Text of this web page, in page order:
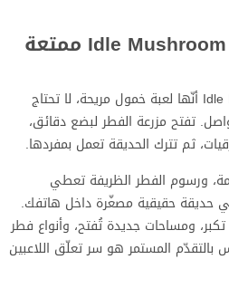
لماذا لعبة Idle Mushroom Garden ممتعة
جمال لعبة Idle Mushroom Garden أنّها لعبة خمول مريحة، لا تحتاج
تفتح مزرعة الفطر لبضع دقائق،
ثم تترك الحديقة تعمل بمفردها.
ورسوم الفطر الظريفة تعطي
حديقة حقيقية مصغّرة داخل هاتفك.
ومساحات جديدة تُفتح، وأنواع فطر
المستمر هو سر تعلّق اللاعبين